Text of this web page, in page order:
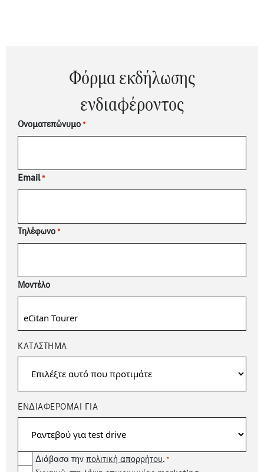
Φόρμα εκδήλωσης
ενδιαφέροντος
Ονοματεπώνυμο*
Email*
Τηλέφωνο*
Μοντέλο
ΚΑΤΆΣΤΗΜΑ
ΕΝΔΙΑΦΕΡΟΜΑΙ ΓΙΑ
Consent
Διάβασα τηνπολιτική απορρήτου.*